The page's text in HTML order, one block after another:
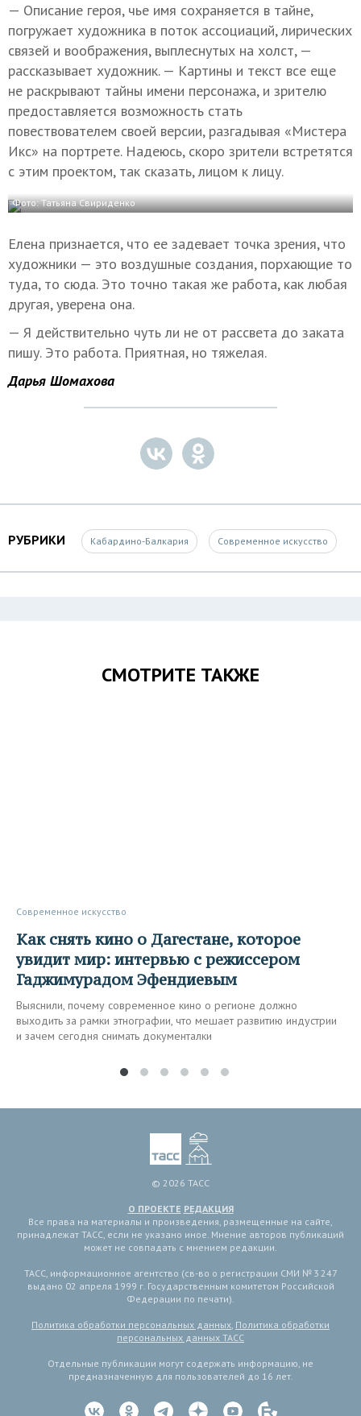
— Описание героя, чье имя сохраняется в тайне,
погружает художника в поток ассоциаций, лирических
связей и воображения, выплеснутых на холст, —
рассказывает художник. — Картины и текст все еще
не раскрывают тайны имени персонажа, и зрителю
предоставляется возможность стать
повествователем своей версии, разгадывая «Мистера
Икс» на портрете. Надеюсь, скоро зрители встретятся
с этим проектом, так сказать, лицом к лицу.
Фото: Татьяна Свириденко
Елена признается, что ее задевает точка зрения, что
художники — это воздушные создания, порхающие то
туда, то сюда. Это точно такая же работа, как любая
другая, уверена она.
— Я действительно чуть ли не от рассвета до заката
пишу. Это работа. Приятная, но тяжелая.
Дарья Шомахова
РУБРИКИ Кабардино-Балкария Современное искусство
СМОТРИТЕ ТАКЖЕ
Современное искусство
Как снять кино о Дагестане, которое
увидит мир: интервью с режиссером
Гаджимурадом Эфендиевым
Выяснили, почему современное кино о регионе должно
выходить за рамки этнографии, что мешает развитию индустрии
и зачем сегодня снимать документалки
© 2026 ТАСС
О ПРОЕКТЕ РЕДАКЦИЯ
Все права на материалы и произведения, размещенные на сайте,
принадлежат ТАСС, если не указано иное. Мнение авторов публикаций
может не совпадать с мнением редакции.
ТАСС, информационное агентство (св-во о регистрации СМИ № 3 247
выдано 02 апреля 1999 г. Государственным комитетом Российской
Федерации по печати).
Политика обработки персональных данных Политика обработки
персональных данных ТАСС
Отдельные публикации могут содержать информацию, не
предназначенную для пользователей до 16 лет.